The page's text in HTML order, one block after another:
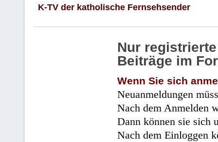
K-TV der katholische Fernsehsender
Nur
Beiträge im
Wenn Sie sich
Neuanmeldungen
Nach dem Anmelden
Dann können sie sich
Nach dem Einloggen